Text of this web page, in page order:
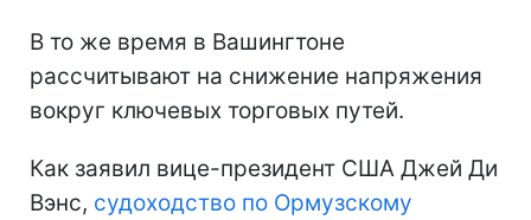
В то же время в Вашингтоне
рассчитывают на снижение напряжения
вокруг ключевых торговых путей.
Как заявил вице-президент США Джей Ди
Вэнс, судоходство по Ормузскому